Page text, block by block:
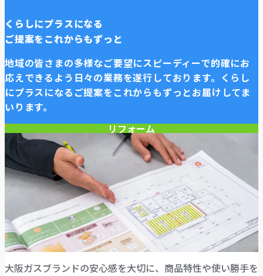
くらしにプラスになる
ご提案をこれからもずっと
地域の皆さまの多様なご要望にスピーディーで的確にお
応えできるよう日々の業務を遂行しております。 くらし
にプラスになるご提案をこれからもずっとお届けしてま
いります。
リフォーム
大阪ガスブランドの安心感を大切に、商品特性や使い勝手を